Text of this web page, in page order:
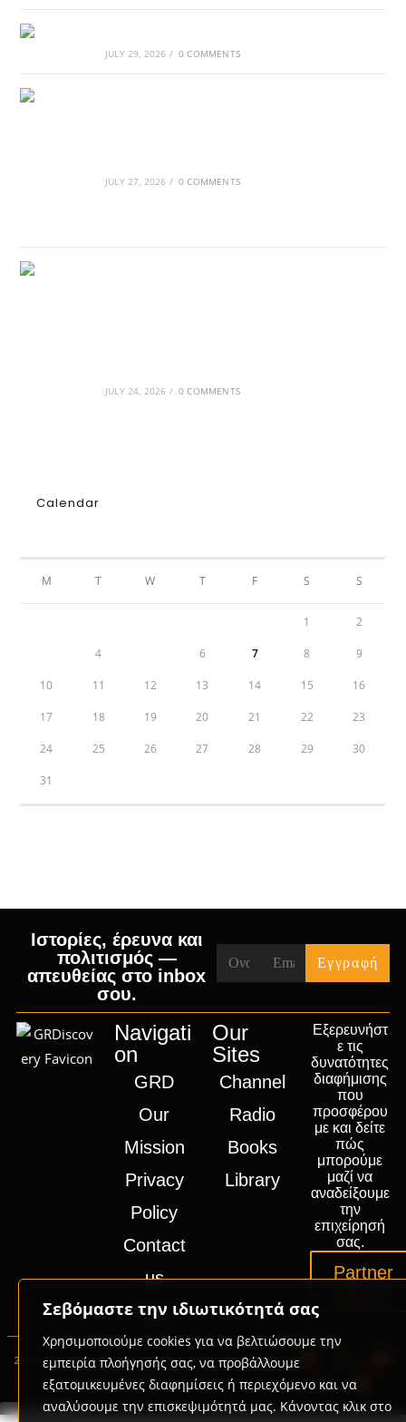
Σεβόμαστε την ιδιωτικότητά σας
Χρησιμοποιούμε cookies για να βελτιώσουμε την
εμπειρία πλοήγησής σας, να προβάλλουμε
εξατομικευμένες διαφημίσεις ή περιεχόμενο και να
αναλύσουμε την επισκεψιμότητά μας. Κάνοντας κλικ στο
JULY 29, 2026 / 0 COMMENTS
JULY 27, 2026 / 0 COMMENTS
JULY 24, 2026 / 0 COMMENTS
Calendar
M T W T F S S
1 2
4 6 7 8 9
10 11 12 13 14 15 16
17 18 19 20 21 22 23
24 25 26 27 28 29 30
31
Ιστορίες, έρευνα και
πολιτισμός —
απευθείας στο inbox
σου.
Navigati
on
GRD
Our
Mission
Privacy
Policy
Contact
us
Press
Our
Sites
Channel
Radio
Books
Library
Εξερευνήστ
ε τις
δυνατότητες
διαφήμισης
που
προσφέρου
με και δείτε
πώς
μπορούμε
μαζί να
αναδείξουμε
την
επιχείρησή
σας.
Partner
2020-2026 © GRD Group | Powered byPromotech
Digital Marketing Lab Greece